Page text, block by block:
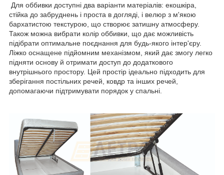
Для оббивки доступні два варіанти матеріалів: екошкіра,
стійка до забруднень і проста в догляді, і велюр з м'якою
бархатистою текстурою, що створює затишну атмосферу.
Також можна вибрати колір оббивки, що дає можливість
підібрати оптимальне поєднання для будь-якого інтер'єру.
Ліжко оснащене підйомним механізмом, який дає змогу легко
підняти основу й отримати доступ до додаткового
внутрішнього простору. Цей простір ідеально підходить для
зберігання постільних речей, ковдр та інших речей,
допомагаючи підтримувати порядок у спальні.